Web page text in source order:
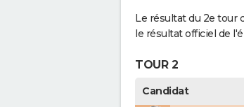
Le résultat du 2e tour
le résultat officiel de
TOUR 2
Candidat